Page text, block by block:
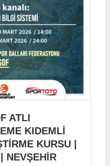
ATLI
KIDEMLİ
KURSU |
NEVŞEHİR